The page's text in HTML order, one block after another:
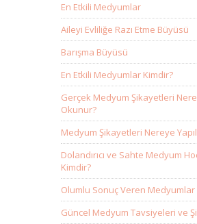
En Etkili Medyumlar
Aileyi Evliliğe Razı Etme Büyüsü
Barışma Büyüsü
En Etkili Medyumlar Kimdir?
Gerçek Medyum Şikayetleri
Okunur?
Medyum Şikayetleri Nereye
Dolandırıcı ve Sahte Medyum
Kimdir?
Olumlu Sonuç Veren Medyumlar
Güncel Medyum Tavsiyeleri ve